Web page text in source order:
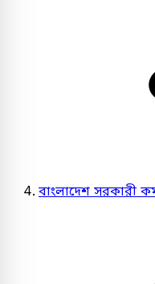
বাংলাদেশ সরকারী